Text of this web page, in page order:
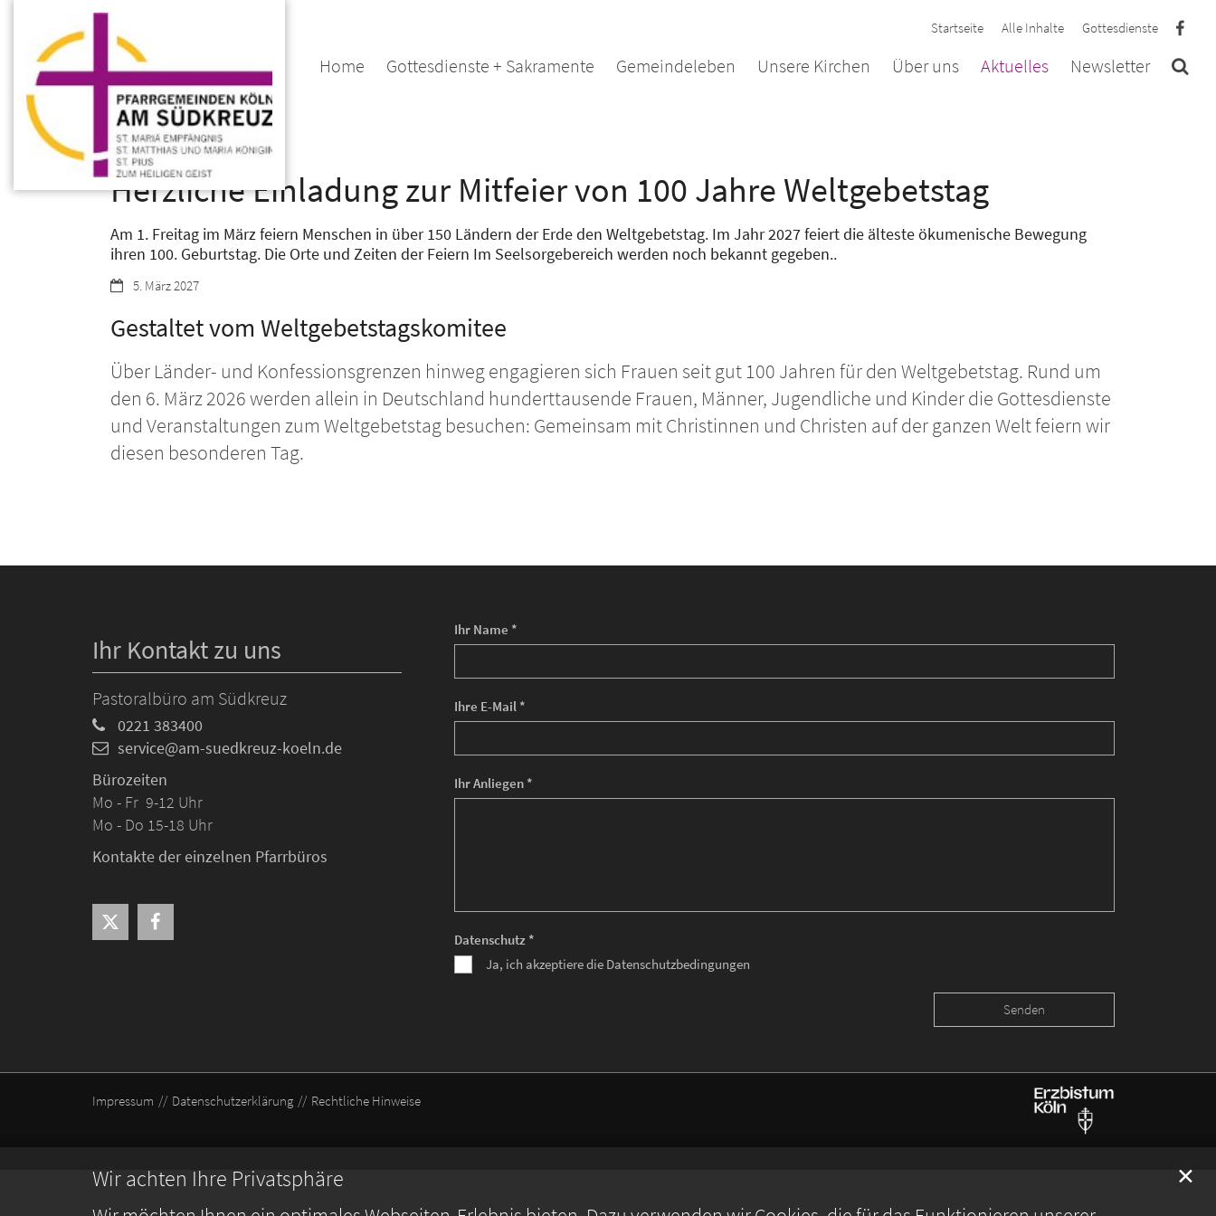
Wir achten Ihre Privatsphäre ✕
Zum Inhalt springen
Startseite Alle Inhalte Gottesdienste
Home Gottesdienste + Sakramente Gemeindeleben Unsere Kirchen Über uns Aktuelles Newsletter
Ökumene:
Herzliche Einladung zur Mitfeier von 100 Jahre Weltgebetstag
Am 1. Freitag im März feiern Menschen in über 150 Ländern der Erde den Weltgebetstag. Im Jahr 2027 feiert die älteste ökumenische Bewegung
ihren 100. Geburtstag. Die Orte und Zeiten der Feiern Im Seelsorgebereich werden noch bekannt gegeben..
Datum:5. März 2027
Gestaltet vom Weltgebetstagskomitee
Über Länder- und Konfessionsgrenzen hinweg engagieren sich Frauen seit gut 100 Jahren für den Weltgebetstag. Rund um
den 6. März 2026 werden allein in Deutschland hunderttausende Frauen, Männer, Jugendliche und Kinder die Gottesdienste
und Veranstaltungen zum Weltgebetstag besuchen: Gemeinsam mit Christinnen und Christen auf der ganzen Welt feiern wir
diesen besonderen Tag.
Ihr Name *
Ihre E-Mail *
Ihr Anliegen *
Datenschutz *
Ja, ich akzeptiere die Datenschutzbedingungen
Ihr Kontakt zu uns
Pastoralbüro am Südkreuz
0221 383400
service@am-suedkreuz-koeln.de
Bürozeiten
Mo - Fr 9-12 Uhr
Mo - Do 15-18 Uhr
Kontakte der einzelnen Pfarrbüros
Impressum Datenschutzerklärung Rechtliche Hinweise